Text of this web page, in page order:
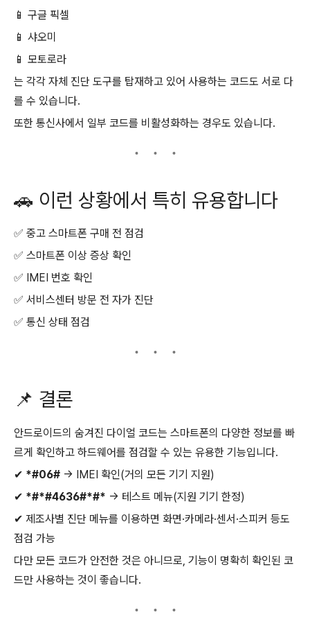
📱 구글 픽셀
📱 샤오미
📱 모토로라
는 각각 자체 진단 도구를 탑재하고 있어 사용하는 코드도 서로 다
를 수 있습니다.
또한 통신사에서 일부 코드를 비활성화하는 경우도 있습니다.
🚗 이런 상황에서 특히 유용합니다
✅ 중고 스마트폰 구매 전 점검
✅ 스마트폰 이상 증상 확인
✅ IMEI 번호 확인
✅ 서비스센터 방문 전 자가 진단
✅ 통신 상태 점검
📌 결론
안드로이드의 숨겨진 다이얼 코드는 스마트폰의 다양한 정보를 빠
르게 확인하고 하드웨어를 점검할 수 있는 유용한 기능입니다.
✔ *#06# → IMEI 확인(거의 모든 기기 지원)
✔ *#*#4636#*#* → 테스트 메뉴(지원 기기 한정)
✔ 제조사별 진단 메뉴를 이용하면 화면·카메라·센서·스피커 등도
점검 가능
다만 모든 코드가 안전한 것은 아니므로, 기능이 명확히 확인된 코
드만 사용하는 것이 좋습니다.